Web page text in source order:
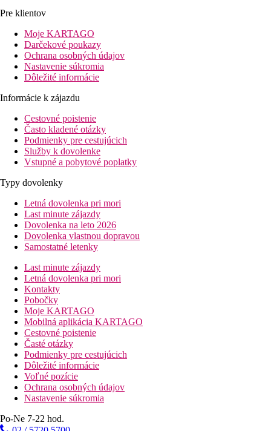
Pre klientov
Moje KARTAGO
Darčekové poukazy
Ochrana osobných údajov
Nastavenie súkromia
Dôležité informácie
Informácie k zájazdu
Cestovné poistenie
Často kladené otázky
Podmienky pre cestujúcich
Služby k dovolenke
Vstupné a pobytové poplatky
Typy dovolenky
Letná dovolenka pri mori
Last minute zájazdy
Dovolenka na leto 2026
Dovolenka vlastnou dopravou
Samostatné letenky
Last minute zájazdy
Letná dovolenka pri mori
Kontakty
Pobočky
Moje KARTAGO
Mobilná aplikácia KARTAGO
Cestovné poistenie
Časté otázky
Podmienky pre cestujúcich
Dôležité informácie
Voľné pozície
Ochrana osobných údajov
Nastavenie súkromia
Po-Ne 7-22 hod.